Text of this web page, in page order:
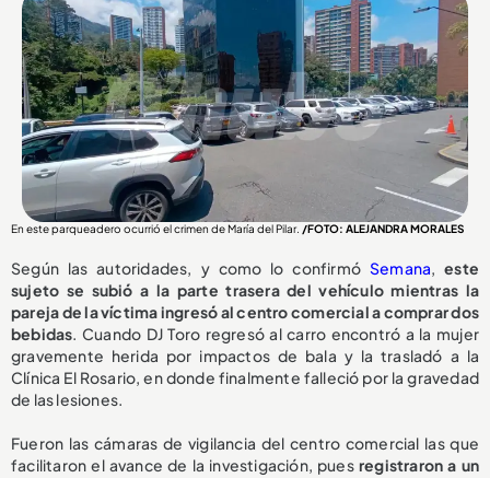
En este parqueadero ocurrió el crimen de María del Pilar. /FOTO: ALEJANDRA MORALES
Según las autoridades, y como lo confirmó Semana ,este
sujeto se subió a la parte trasera del vehículo mientras la
pareja de la víctima ingresó al centro comercial a comprar dos
bebidas . Cuando DJ Toro regresó al carro encontró a la mujer
gravemente herida por impactos de bala y la trasladó a la
Clínica El Rosario, en donde finalmente falleció por la gravedad
de las lesiones.
Fueron las cámaras de vigilancia del centro comercial las que
facilitaron el avance de la investigación, pues registraron a un